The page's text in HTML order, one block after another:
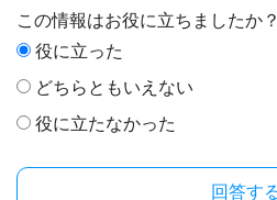
この情報はお役に立ちましたか？
役に立った
どちらともいえない
役に立たなかった